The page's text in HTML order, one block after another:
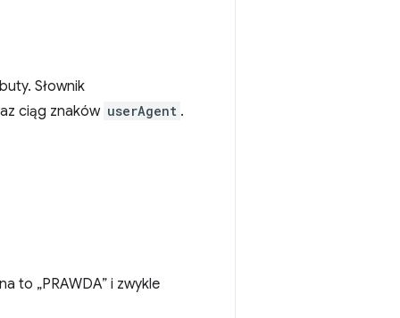
Słownik
ciąg znaków userAgent .
to „PRAWDA” i zwykle